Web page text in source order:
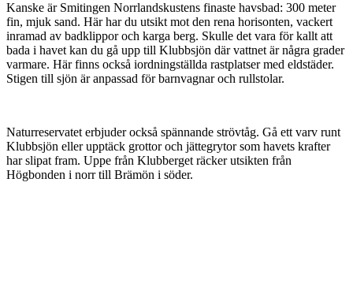
Kanske är Smitingen Norrlandskustens finaste havsbad: 300 meter
fin, mjuk sand. Här har du utsikt mot den rena horisonten, vackert
inramad av badklippor och karga berg. Skulle det vara för kallt att
bada i havet kan du gå upp till Klubbsjön där vattnet är några grader
varmare. Här finns också iordningställda rastplatser med eldstäder.
Stigen till sjön är anpassad för barnvagnar och rullstolar.
Naturreservatet erbjuder också spännande strövtåg. Gå ett varv runt
Klubbsjön eller upptäck grottor och jättegrytor som havets krafter
har slipat fram. Uppe från Klubberget räcker utsikten från
Högbonden i norr till Brämön i söder.